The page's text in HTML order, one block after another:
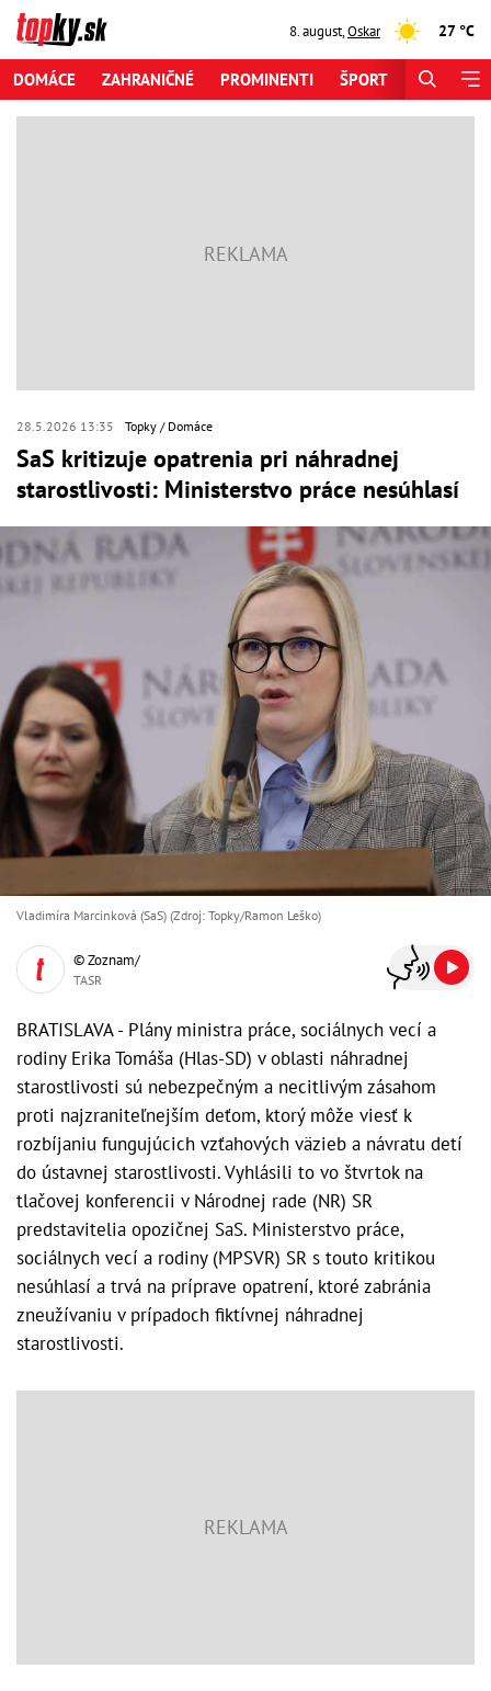
8. august,Oskar 27 °C
DOMÁCE ZAHRANIČNÉ PROMINENTI ŠPORT
28.5.2026 13:35 Topky Domáce
SaS kritizuje opatrenia pri náhradnej
starostlivosti: Ministerstvo práce nesúhlasí
Vladimíra Marcinková (SaS) (Zdroj: Topky/Ramon Leško)
© Zoznam/
TASR
BRATISLAVA - Plány ministra práce, sociálnych vecí a
rodiny Erika Tomáša (Hlas-SD) v oblasti náhradnej
starostlivosti sú nebezpečným a necitlivým zásahom
proti najzraniteľnejším deťom, ktorý môže viesť k
rozbíjaniu fungujúcich vzťahových väzieb a návratu detí
do ústavnej starostlivosti. Vyhlásili to vo štvrtok na
tlačovej konferencii v Národnej rade (NR) SR
predstavitelia opozičnej SaS. Ministerstvo práce,
sociálnych vecí a rodiny (MPSVR) SR s touto kritikou
nesúhlasí a trvá na príprave opatrení, ktoré zabránia
zneužívaniu v prípadoch fiktívnej náhradnej
starostlivosti.